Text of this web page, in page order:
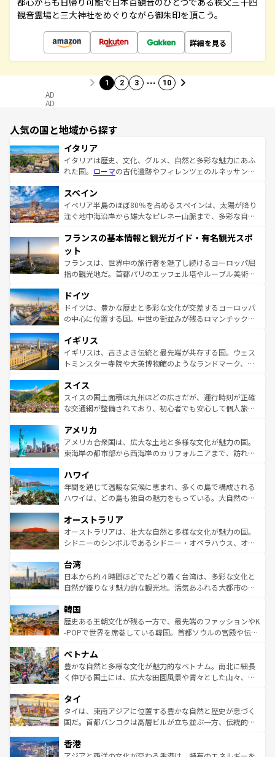
観音霊場と三大神社をめぐりながら御朱印を頂こう。
詳細を見る
1 2 3 … 10
AD
AD
人気の国と地域から探す
イタリア
イタリアは歴史、文化、グルメ、自然と多彩な魅力にあふ
れた国。 ローマの古代遺跡やフィレンツェのルネッサンス
ろん、トスカーナの美しい田園風景やアマルフィ海岸の絶
景など、自然景観も見逃せない。観光の合間には、本場の
ピザやパスタなど、絶品のイタリア料理を堪能することも
ませてくれるイタリアで、忘れられない旅をしてみよう！
なお、新着のイタリア情報は
しい。
スペイン
イベリア半島のほぼ80％を占めるスペインは、太陽が降り
注ぐ地中海沿岸から雄大なピレネー山脈まで、多彩な自然
文化が根付くこの国では、情熱的なフラメンコ、熱気あふ
れる闘牛、そして美味しいタパスが生活の一部となってい
る。首都マドリードの洗練された雰囲気や、バルセロナの
アートに溢れた街角から、地方では古代ローマ遺跡や中世
せる。地方によって風土や気候が異なるスペインはその個
性で訪れる人を魅了する。 なお、新着のスペイン情報は コ
ンテンツ一覧を参照してほしい。
フランスの基本情報と観光ガイド・有名観光スポ
ット
フランスは、世界中の旅行者を魅了し続けるヨーロッパ屈
指の観光地だ。首都パリのエッフェル塔やルーブル美術館
で、幅広い魅力が詰まっている。華麗な宮殿、歴史的な大
聖堂、美しいビーチ、そして豊かな自然が、訪れる者を心
から魅了する。また、フランスは美食の国としても知ら
いる。シャンパンの発祥地であるランス、プロヴァンスの
香り高いラベンダー畑など、多彩な楽しみ方が可能だ。さ
らに、パリ以外の地域にも魅力が溢れており、どの街角に
れる地方に足を運ぶとそれぞれで全く異なる文化を体験で
きるだろう。 なお、新着のフランス情報はコンテンツ一覧
を参照してほしい。
ドイツ
ドイツは、豊かな歴史と多彩な文化が交差するヨーロッパ
の中心に位置する国。中世の街並みが残るロマンチック街
顔を持つこの国は、どこを歩いても飽きることがない。ベ
ルリンの文化的活気、バイエルン州のアルプスの絶景、そ
してライン川沿いのワイン畑といった風景は必見。ビール
は、お酒好きな人にはぜひ体験してほしい。 なお、新着の
ドイツ情報はコンテンツ一覧を参照してほしい。
イギリス
イギリスは、古きよき伝統と最先端が共存する国。ウェス
トミンスター寺院や大英博物館のようなランドマーク、歴
リアごとに異なる魅力がある。また、優雅なアフタヌーン
ティー、ビール好きにはたまらない英国パブ、サッカー観
戦など、本場だからこそできる体験も豊富。イギリスを旅
ンツ一覧を参照してほしい。
スイス
スイスの国土面積は九州ほどの広さだが、運行時刻が正確
な交通網が整備されており、初心者でも安心して個人旅行
の建物がそのまま残る町や、スイスならではのユニークな
博物館もあり、アルプス観光だけでなく町歩きも満喫する
ことができる。国民の所得が高いため物価も高いが、旅行
ば市内交通費無料で観光を楽しむこともできる。 なお、新
着のスイス情報はコンテンツ一覧 を参照してほしい。
アメリカ
アメリカ合衆国は、広大な土地と多様な文化が魅力の国。
東海岸の都市部から西海岸のカリフォルニアまで、訪れる
のような巨大都市は、観光、ショッピング、エンターテイ
ンメントが詰まった刺激的なスポットだ。一方、アメリカ
西部には大自然が広がり、グランドキャニオンやイエロー
部のニューオーリンズでは、音楽と美食が融合した独特の
文化が魅力。旅行者はアメリカの各地域で異なる魅力を楽
しみながら、その多様性と豊かな歴史を感じることができ
ならではの贅沢な旅のスタイルだ。 なお、新着のアメリカ
情報はコンテンツ一覧を参照してほしい。
ハワイ
年間を通じて温暖な気候に恵まれ、多くの島で構成される
ハワイは、どの島も独自の魅力をもっている。大自然の神
ワイ島は見逃せない。また、定番の観光地といえばオアフ
島だが、静かな自然を求めるならマウイ島やカウアイ島が
おすすめ。エメラルドグリーンに輝く海をはじめ、豊かな
れるおもてなしの心で訪れる人々を迎えてくれるハワイの
人々、おいしいローカルフードやハワイアンミュージッ
ク、伝統的なフラダンスなど、すべてがハワイの魅力を彩
ワイを、存分に味わってほしい。 なお、新着のハワイ情報
はコンテンツ一覧を参照してほしい。
オーストラリア
オーストラリアは、壮大な自然と多様な文化が魅力の国。
シドニーのシンボルであるシドニー・オペラハウス、オー
リアリーフや大陸中央部にそびえるウルル（エアーズロッ
ク）、タスマニアの美しい原生林やケアンズの熱帯雨林な
ど、見どころがたくさん。また、カフェやワイン、オージ
いる。アクティビティも充実しており、サーフィンやダイ
ビング、ハイキングなど、アウトドア好きにはたまらな
い。オーストラリアの多彩な魅力を存分に味わいつくそ
参照してほしい。
台湾
日本から約４時間ほどでたどり着く台湾は、多彩な文化と
自然が織りなす魅力的な観光地。活気あふれる大都市の台
ン）、静ひつな山岳地帯である台湾東部など、都市の喧騒
と山間の静けさが共存しており、訪れる人に新しい発見と
驚きをもたらしてくれる。また、奥深い台湾の食文化も魅
容にもいいと評判のスイーツなど、バラエティ豊かな料理
が味わえる。 なお、新着の台湾情報は コンテンツ一覧を参
照してほしい。
韓国
歴史ある王朝文化が残る一方で、最先端のファッションやK
-POPで世界を席巻している韓国。首都ソウルの宮殿や伝統
き、地方に足を延ばせば四季折々の自然美を楽しむことが
できる。そして、キムチや焼肉、絶品のストリートフード
まで、さまざまな韓国料理が待っている。夜には、韓国な
リティに包まれながら、韓国の多彩な魅力を心ゆくまで味
わってみてほしい。 なお、新着の韓国情報はコンテンツ一
覧を参照してほしい。
ベトナム
豊かな自然と多様な文化が魅力的なベトナム。南北に細長
く伸びる国土には、広大な田園風景や青々とした山々、世
急速な発展と共に伝統が息づく。ハノイの古い町並みやホ
ーチミン市のフランス統治時代の建物も、独特の雰囲気を
醸し出している。また、バラエティの豊かさとおいしさで
とつ。フォーやバインミー、ベトナムコーヒーなどは、ぜ
ひ現地で味わいたい。どの地域を訪れてもあたたかい人々
タイ
タイは、東南アジアに位置する豊かな自然と歴史が息づく
国だ。首都バンコクは高層ビルが立ち並ぶ一方、伝統的な
の活気が交差している。北部ではチェンマイなどの山岳地
帯で自然と触れ合い、南部ではプーケットやクラビの美し
香港